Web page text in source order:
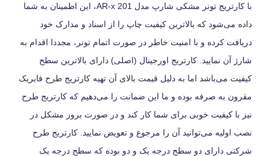
با کارتریج تونر مشکی شارپ مدل AR-x 201، این اطمینان به شما
داده می‌شود که بالاترین کیفیت چاپ را از اسناد و مدارک خود
دریافت کرده و با امنیت خاطر در صورت اتمام تونر، مجددا اقدام به
شارژ آن نمایید. کارتریج اورجینال (اصلی) دارای بالاترین سطح
کیفیت می‌باشد اما به دلیل قیمت بالای آن تهیه کارتریج طرح فابریک
مقرون به صرفه بوده و ما این ضمانت را می‌دهیم که کارتریج طرح
نیز با کیفیت خوبی برای شما کار کند و در صورت بروز مشکل در
نصب اولیه می‌توانید آن را مرجوع و تعویض نمایید. کارتریج طرح
شرکتی دارای دو سطح درجه یک و دو بوده که سطح درجه یک